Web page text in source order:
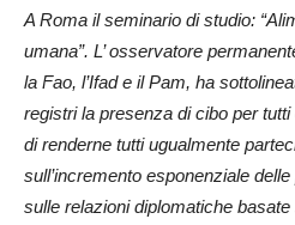
A Roma il seminario di studio:
umana”. L’ osservatore
la Fao, l’Ifad e il Pam, ha
registri la presenza di cibo per
di renderne tutti ugualmente
sull’incremento esponenziale
sulle relazioni diplomatiche